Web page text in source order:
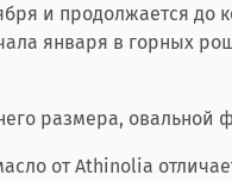
и продолжается до
января в горных
размера, овальной
от Athinolia